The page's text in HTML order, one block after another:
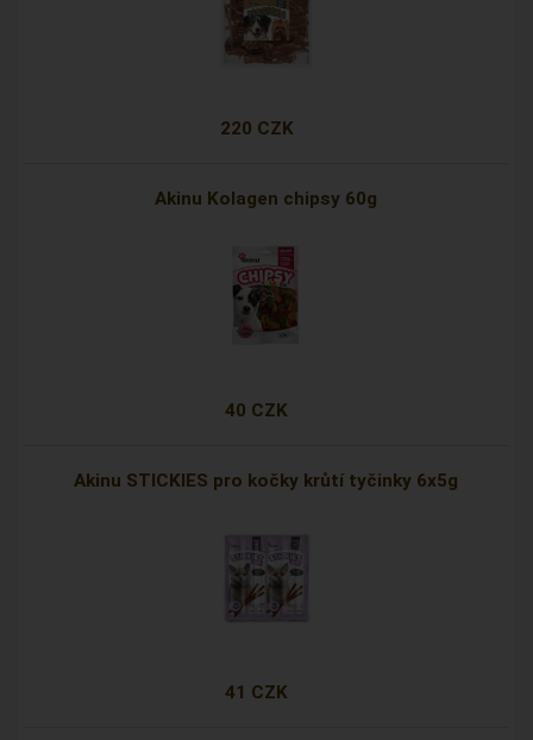
220 CZK
Akinu Kolagen chipsy 60g
40 CZK
Akinu STICKIES pro kočky krůtí tyčinky 6x5g
41 CZK